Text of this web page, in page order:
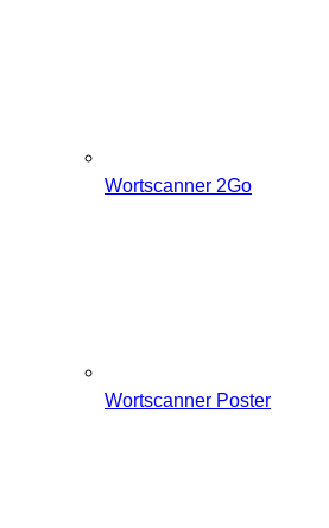
Wortscanner 2Go
Wortscanner Poster